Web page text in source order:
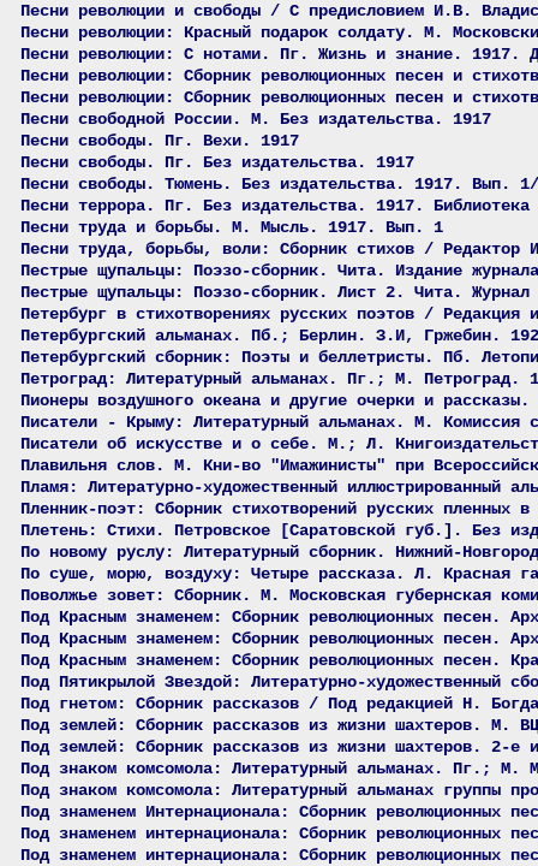
Песни революции и свободы / С предисловием И.В.
Песни революции: Красный подарок солдату. М.
Песни революции: С нотами. Пг. Жизнь и знание. 1917.
Песни революции: Сборник революционных песен и
Песни революции: Сборник революционных песен и
Песни свободной России. М. Без издательства. 1917
Песни свободы. Пг. Вехи. 1917
Песни свободы. Пг. Без издательства. 1917
Песни свободы. Тюмень. Без издательства. 1917. Вып.
Песни террора. Пг. Без издательства. 1917. Библиотека
Песни труда и борьбы. М. Мысль. 1917. Вып. 1
Песни труда, борьбы, воли: Сборник стихов /
Пестрые щупальцы: Поэзо-сборник. Чита. Издание
Пестрые щупальцы: Поэзо-сборник. Лист 2. Чита.
Петербург в стихотворениях русских поэтов /
Петербургский альманах. Пб.; Берлин. З.И, Гржебин.
Петербургский сборник: Поэты и беллетристы. Пб.
Петроград: Литературный альманах. Пг.; М. Петроград.
Пионеры воздушного океана и другие очерки и
Писатели - Крыму: Литературный альманах. М. Комиссия
Писатели об искусстве и о себе. М.; Л.
Плавильня слов. М. Кни-во "Имажинисты" при
Пламя: Литературно-художественный иллюстрированный
Пленник-поэт: Сборник стихотворений русских
Плетень: Стихи. Петровское [Саратовской губ.]. Без
По новому руслу: Литературный сборник. Нижний-
По суше, морю, воздуху: Четыре рассказа. Л. Красная
Поволжье зовет: Сборник. М. Московская губернская
Под Красным знаменем: Сборник революционных песен.
Под Красным знаменем: Сборник революционных песен.
Под Красным знаменем: Сборник революционных песен.
Под Пятикрылой Звездой: Литературно-художественный
Под гнетом: Сборник рассказов / Под редакцией Н.
Под землей: Сборник рассказов из жизни шахтеров. М.
Под землей: Сборник рассказов из жизни шахтеров. 2-е
Под знаком комсомола: Литературный альманах. Пг.; М.
Под знаком комсомола: Литературный альманах группы
Под знаменем Интернационала: Сборник революционных
Под знаменем интернационала: Сборник революционных
Под знаменем интернационала: Сборник революционных